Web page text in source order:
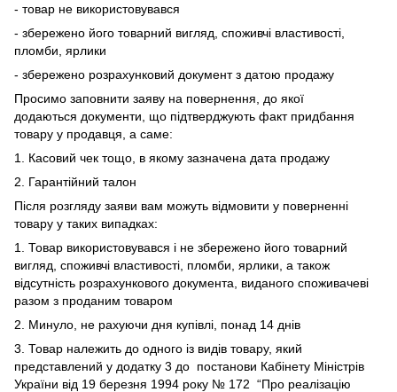
- товар не використовувався
- збережено його товарний вигляд, споживчі властивості,
пломби, ярлики
- збережено розрахунковий документ з датою продажу
Просимо заповнити заяву на повернення, до якої
додаються документи, що підтверджують факт придбання
товару у продавця, а саме:
1. Касовий чек тощо, в якому зазначена дата продажу
2. Гарантійний талон
Після розгляду заяви вам можуть відмовити у поверненні
товару у таких випадках:
1. Товар використовувався і не збережено його товарний
вигляд, споживчі властивості, пломби, ярлики, а також
відсутність розрахункового документа, виданого споживачеві
разом з проданим товаром
2. Минуло, не рахуючи дня купівлі, понад 14 днів
3. Товар належить до одного із видів товару, який
представлений у додатку 3 до постанови Кабінету Міністрів
України від 19 березня 1994 року № 172 “Про реалізацію